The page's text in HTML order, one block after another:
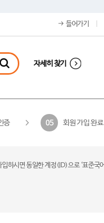
들어가기
자세히 찾기
증 05 회원 가입 완료
하시면 동일한 계정(ID)으로 ‘표준국